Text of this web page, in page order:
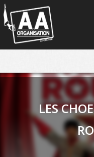
Panneau de gestion des
LES